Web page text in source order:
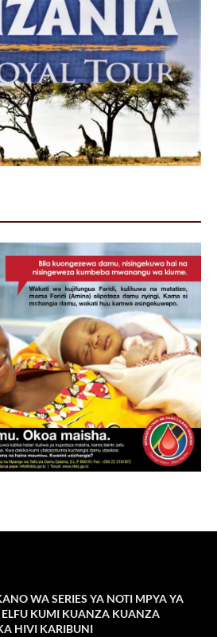
WA SERIES YA NOTI MPYA YA
KUMI KUANZA KUANZA
HIVI KARIBUNI